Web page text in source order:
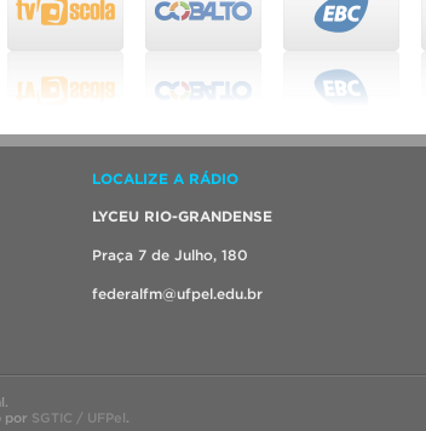
LOCALIZE A RÁDIO
LYCEU RIO-GRANDENSE
Praça 7 de Julho, 180
federalfm@ufpel.edu.br
por SGTIC / UFPel .